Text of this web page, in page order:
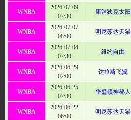
WNBA
2026-07-09
07:30
康涅狄克太阳
WNBA
2026-07-07
08:00
明尼苏达天猫
WNBA
2026-07-04
07:30
纽约自由
WNBA
2026-06-29
02:00
达拉斯飞翼
WNBA
2026-06-25
07:30
华盛顿神秘人
WNBA
2026-06-22
06:00
明尼苏达天猫